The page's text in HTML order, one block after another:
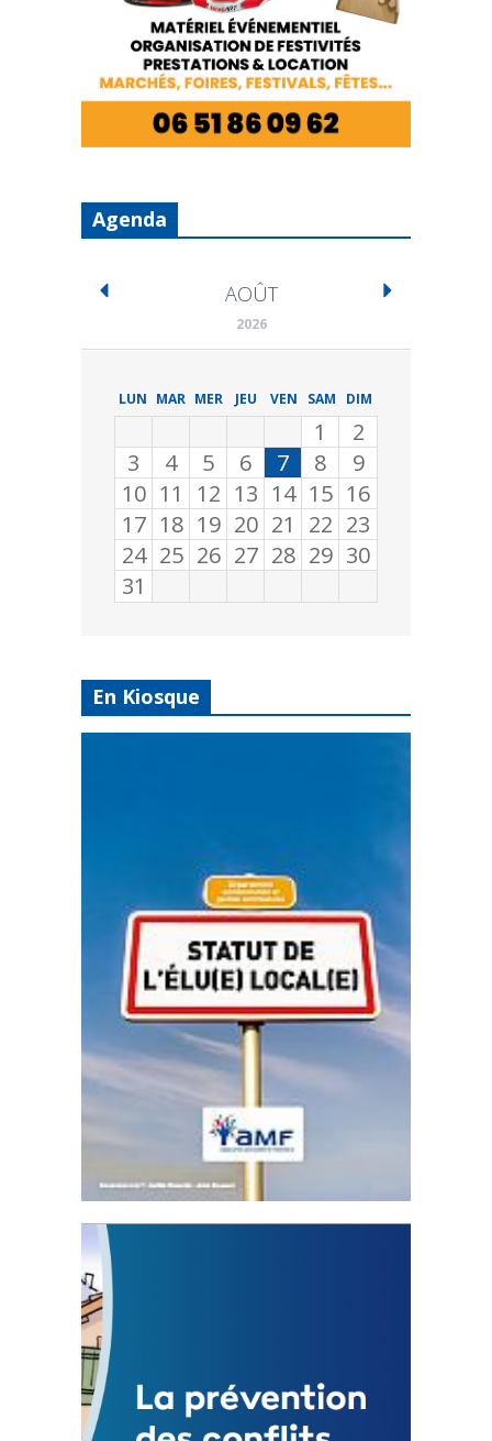
Agenda
AOÛT
2026
LUN MAR MER JEU VEN SAM DIM
1
2
3
4 5 6 7 8
9
10 11 12 13 14 15 16
17 18 19 20 21 22 23
24 25 26 27 28 29 30
31
En Kiosque
Statut de l’élu local
3 avril 2024
Mise à jour avril 2024
FEUILLETER